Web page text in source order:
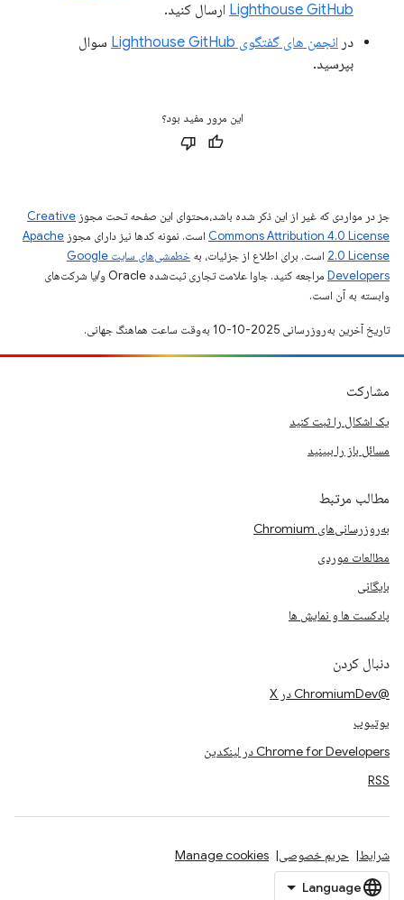
Lighthouse GitHub ارسال کنید.
در انجمن های گفتگوی Lighthouse GitHub
سوال
بپرسید.
این مرور مفید بود؟
جز در مواردی که غیر از این ذکر شده باشد،‌محتوای این صفحه تحت مجوز Creative
Commons Attribution 4.0 License است. نمونه کدها نیز دارای مجوز Apache
2.0 License است. برای اطلاع از جزئیات، به
خطمشی‌های سایت Google
Developers‏
مراجعه کنید. جاوا علامت تجاری ثبت‌شده Oracle و/یا شرکت‌های
وابسته به آن است.
تاریخ آخرین به‌روزرسانی 2025-10-10 به‌وقت ساعت هماهنگ جهانی.
مشارکت
یک اشکال را ثبت کنید
مسائل باز را ببینید
مطالب مرتبط
به‌روزرسانی‌های Chromium
مطالعات موردی
بایگانی
پادکست ها و نمایش ها
دنبال کردن
@ChromiumDev در X
یوتیوب
Chrome for Developers در لینکدین
RSS
شرایط حریم خصوصی Manage cookies